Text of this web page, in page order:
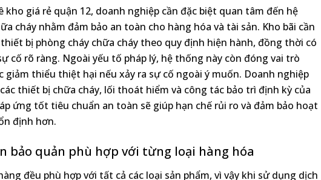
kho giá rẻ quận 12, doanh nghiệp cần đặc biệt quan tâm đến hệ
cháy nhằm đảm bảo an toàn cho hàng hóa và tài sản. Kho bãi cần
bị phòng cháy chữa cháy theo quy định hiện hành, đồng thời có
cố rõ ràng. Ngoài yếu tố pháp lý, hệ thống này còn đóng vai trò
giảm thiểu thiệt hại nếu xảy ra sự cố ngoài ý muốn. Doanh nghiệp
thiết bị chữa cháy, lối thoát hiểm và công tác bảo trì định kỳ của
ứng tốt tiêu chuẩn an toàn sẽ giúp hạn chế rủi ro và đảm bảo hoạt
định hơn.
bảo quản phù hợp với từng loại hàng hóa
đều phù hợp với tất cả các loại sản phẩm, vì vậy khi sử dụng dịch